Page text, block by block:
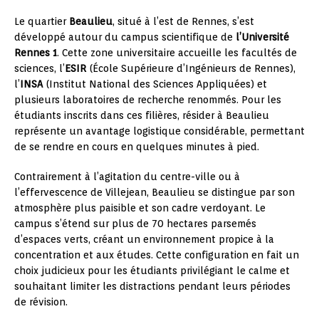
Le quartier Beaulieu, situé à l’est de Rennes, s’est
développé autour du campus scientifique de l’Université
Rennes 1. Cette zone universitaire accueille les facultés de
sciences, l’ESIR(École Supérieure d’Ingénieurs de Rennes),
l’INSA(Institut National des Sciences Appliquées) et
plusieurs laboratoires de recherche renommés. Pour les
étudiants inscrits dans ces filières, résider à Beaulieu
représente un avantage logistique considérable, permettant
de se rendre en cours en quelques minutes à pied.
Contrairement à l’agitation du centre-ville ou à
l’effervescence de Villejean, Beaulieu se distingue par son
atmosphère plus paisible et son cadre verdoyant. Le
campus s’étend sur plus de 70 hectares parsemés
d’espaces verts, créant un environnement propice à la
concentration et aux études. Cette configuration en fait un
choix judicieux pour les étudiants privilégiant le calme et
souhaitant limiter les distractions pendant leurs périodes
de révision.